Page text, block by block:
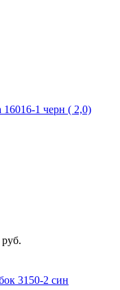
руб.